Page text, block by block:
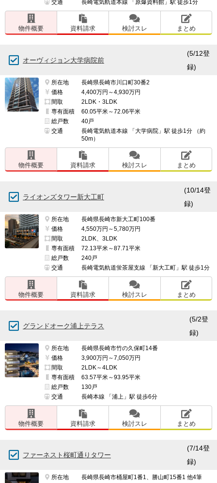
交通
長崎電気軌道本線 「原爆資料館」駅 徒歩1分
物件概要 資料請求 検討スレ まとめ
オーヴィジョン大学病院前
(5/12登
録)
所在地
長崎県長崎市川口町30番2
価格
4,400万円～4,930万円
間取
2LDK・3LDK
専有面積
60.05平米～72.06平米
総戸数
40戸
交通
長崎電気軌道本線 「大学病院」駅 徒歩1分 （約
50m）
物件概要 資料請求 検討スレ まとめ
ライオンズタワー新大工町
(10/14登
録)
所在地
長崎県長崎市新大工町100番
価格
4,550万円～5,780万円
間取
2LDK、3LDK
専有面積
72.13平米～87.71平米
総戸数
240戸
交通
長崎電気軌道蛍茶屋支線 「新大工町」駅 徒歩1分
物件概要 資料請求 検討スレ まとめ
グランドオーク浦上テラス
(5/2登
録)
所在地
長崎県長崎市竹の久保町14番
価格
3,900万円～7,050万円
間取
2LDK～4LDK
専有面積
63.57平米～93.95平米
総戸数
130戸
交通
長崎本線 「浦上」駅 徒歩6分
物件概要 資料請求 検討スレ まとめ
ファーネスト桜町通りタワー
(7/14登
録)
所在地
長崎県長崎市桶屋町1番1、勝山町15番1 他4筆